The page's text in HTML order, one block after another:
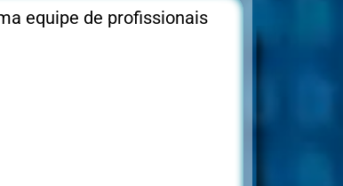
equipe de profissionais